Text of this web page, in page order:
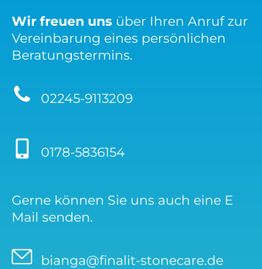
Wir freuen uns über Ihren Anruf zur
Vereinbarung eines persönlichen
Beratungstermins.
02245-9113209
0178-5836154
Gerne können Sie uns auch eine E
Mail senden.
bianga@finalit-stonecare.de